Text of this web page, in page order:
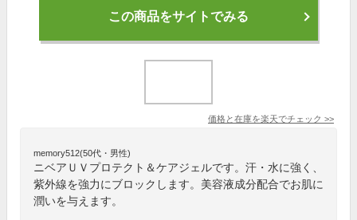
この商品をサイトでみる
価格と在庫を楽天でチェック >>
memory512(50代・男性)
ニベアＵＶプロテクト＆ケアジェルです。汗・水に強く、
紫外線を強力にブロックします。美容液成分配合でお肌に
潤いを与えます。